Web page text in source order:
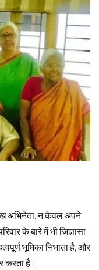
अभिनेता, न केवल अपने
के बारे में भी जिज्ञासा
भूमिका निभाता है, और
करता है।